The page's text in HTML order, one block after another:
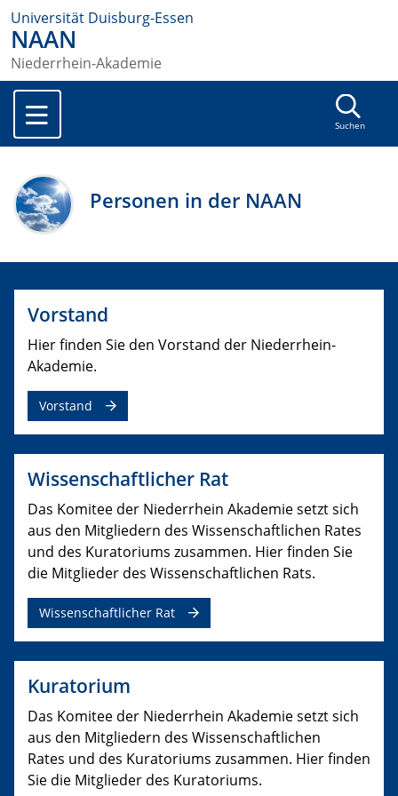
Universität Duisburg-Essen
NAAN
Niederrhein-Akademie
Suchen
Personen in der NAAN
Vorstand
Hier finden Sie den Vorstand der Niederrhein-
Akademie.
Vorstand
Wissenschaftlicher Rat
Das Komitee der Niederrhein Akademie setzt sich
aus den Mitgliedern des Wissenschaftlichen Rates
und des Kuratoriums zusammen. Hier finden Sie
die Mitglieder des Wissenschaftlichen Rats.
Wissenschaftlicher Rat
Kuratorium
Das Komitee der Niederrhein Akademie setzt sich
aus den Mitgliedern des Wissenschaftlichen
Rates und des Kuratoriums zusammen. Hier finden
Sie die Mitglieder des Kuratoriums.